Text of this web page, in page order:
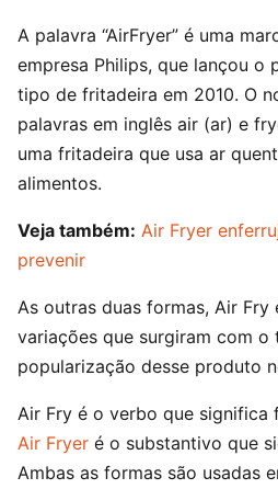
A palavra “AirFryer” é uma
empresa Philips, que lançou o
tipo de fritadeira em 2010. O
palavras em inglês air (ar) e
uma fritadeira que usa ar
alimentos.
Veja também: Air Fryer
prevenir
As outras duas formas, Air Fry
variações que surgiram com o
popularização desse produto
Air Fry é o verbo que significa
Air Fryer é o substantivo que
Ambas as formas são usadas